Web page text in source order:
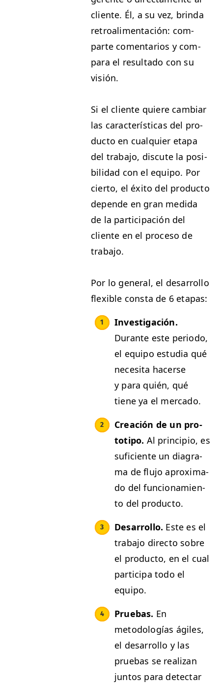
cliente. Él, a su vez, brin­da
retroal­i­mentación: com­
parte comen­tar­ios y com­
para el resul­ta­do con su
visión.
Si el cliente quiere cam­biar
las car­ac­terís­ti­cas del pro­
duc­to en cualquier eta­pa
del tra­ba­jo, dis­cute la posi­
bil­i­dad con el equipo. Por
cier­to, el éxi­to del pro­duc­to
depende en gran medi­da
de la par­tic­i­pación del
cliente en el pro­ce­so de
trabajo.
Por lo gen­er­al, el desar­rol­lo
flex­i­ble con­s­ta de 6 etapas:
Inves­ti­gación.
Durante este peri­o­do,
el equipo estu­dia qué
nece­si­ta hac­erse
y para quién, qué
tiene ya el mercado.
Creación de un pro­
totipo. Al prin­ci­pio, es
sufi­ciente un dia­gra­
ma de flu­jo aprox­i­ma­
do del fun­cionamien­
to del producto.
Desar­rol­lo. Este es el
tra­ba­jo direc­to sobre
el pro­duc­to, en el cual
par­tic­i­pa todo el
equipo.
Prue­bas. En
metodologías ágiles,
el desar­rol­lo y las
prue­bas se real­izan
jun­tos para detec­tar